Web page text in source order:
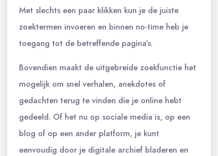
Met slechts een paar klikken kun je de juiste
zoektermen invoeren en binnen no-time heb je
toegang tot de betreffende pagina’s.
Bovendien maakt de uitgebreide zoekfunctie het
mogelijk om snel verhalen, anekdotes of
gedachten terug te vinden die je online hebt
gedeeld. Of het nu op sociale media is, op een
blog of op een ander platform, je kunt
eenvoudig door je digitale archief bladeren en